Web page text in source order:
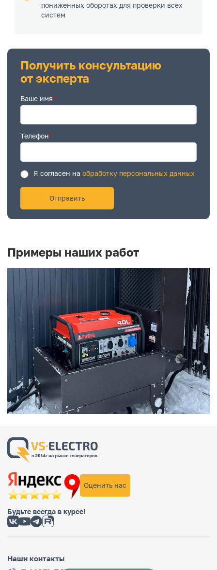
пониженных оборотах для проверки всех
систем
Получить консультацию
от эксперта
Ваше имя*
Телефон*
Я согласен на обработку персональных данных
Примеры наших работ
Оценить нас
Будьте всегда в курсе!
Наши контакты